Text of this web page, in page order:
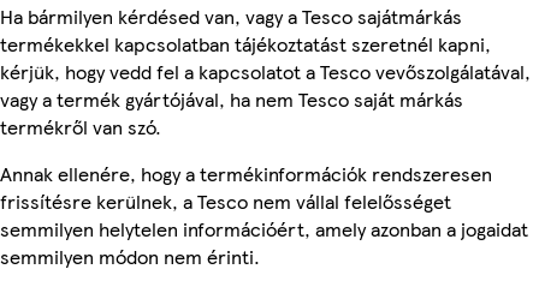
Ha bármilyen kérdésed van, vagy a Tesco sajátmárkás
termékekkel kapcsolatban tájékoztatást szeretnél kapni,
kérjük, hogy vedd fel a kapcsolatot a Tesco vevőszolgálatával,
vagy a termék gyártójával, ha nem Tesco saját márkás
termékről van szó.
Annak ellenére, hogy a termékinformációk rendszeresen
frissítésre kerülnek, a Tesco nem vállal felelősséget
semmilyen helytelen információért, amely azonban a jogaidat
semmilyen módon nem érinti.